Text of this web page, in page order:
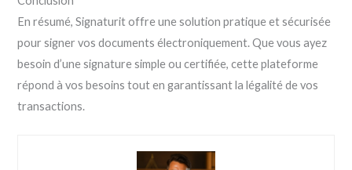
En résumé, Signaturit offre une solution pratique et sécurisée
pour signer vos documents électroniquement. Que vous ayez
besoin d’une signature simple ou certifiée, cette plateforme
répond à vos besoins tout en garantissant la légalité de vos
transactions.